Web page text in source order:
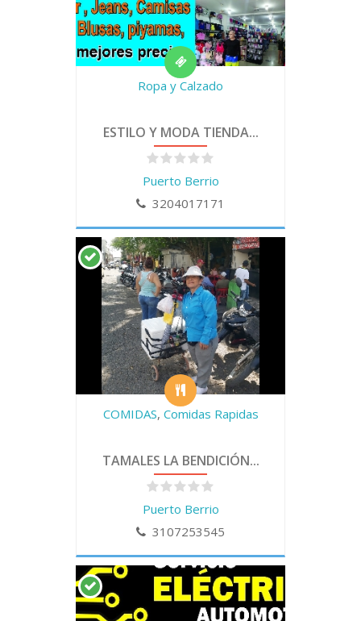
Ropa y Calzado
ESTILO Y MODA TIENDA...
Puerto Berrio
3204017171
COMIDAS, Comidas Rapidas
TAMALES LA BENDICIÓN...
Puerto Berrio
3107253545